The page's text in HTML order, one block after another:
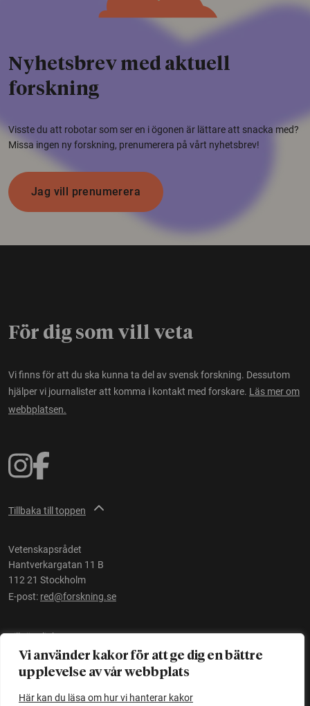
Vi använder kakor för att ge dig en bättre
upplevelse av vår webbplats
Här kan du läsa om hur vi hanterar kakor
Nyhetsbrev med aktuell
forskning
Visste du att robotar som ser en i ögonen är lättare att snacka med?
Missa ingen ny forskning, prenumerera på vårt nyhetsbrev!
Jag vill prenumerera
För dig som vill veta
Vi finns för att du ska kunna ta del av svensk forskning. Dessutom
hjälper vi journalister att komma i kontakt med forskare. Läs mer om
webbplatsen.
Tillbaka till toppen
Vetenskapsrådet
Hantverkargatan 11 B
112 21 Stockholm
E-post: red@forskning.se
Tillgänglighet
Ett initiativ avVetenskapsrådet